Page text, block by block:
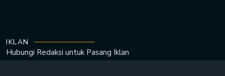
IKLAN
Hubungi Redaksi untuk Pasang Iklan